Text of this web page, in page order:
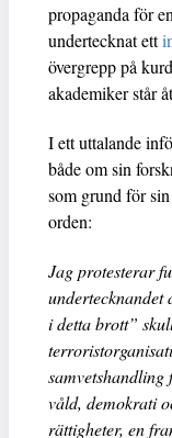
propaganda för
undertecknat ett
övergrepp på
akademiker står
I ett uttalande
både om sin
som grund för
orden:
Jag protesterar
i detta brott”
våld, demokrati
rättigheter, en